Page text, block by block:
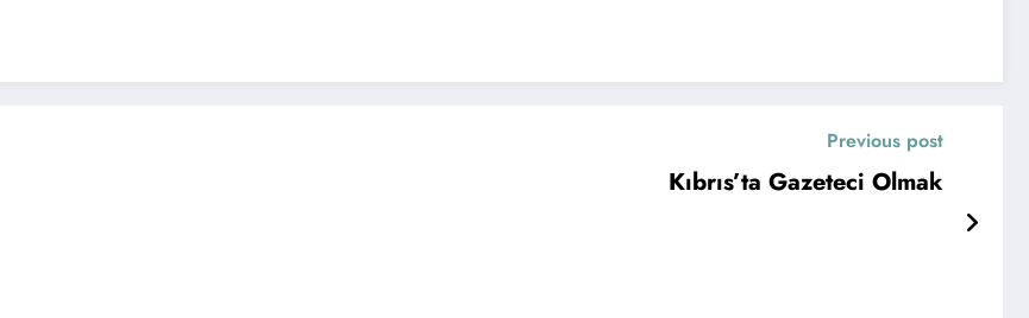
Previous post
Kıbrıs’ta Gazeteci Olmak